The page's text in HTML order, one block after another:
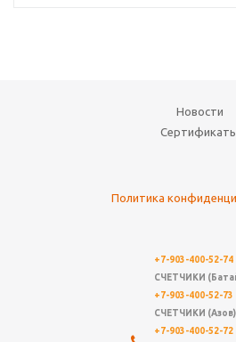
Новости
Политика
+7-903-400-52-74
СЧЕТЧИКИ
+7-903-400-52-73
СЧЕТЧИКИ (Азов)
+7-903-400-52-72